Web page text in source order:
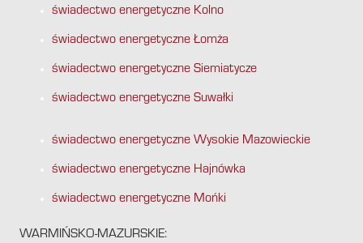
świadectwo energetyczne Kolno
świadectwo energetyczne Łomża
świadectwo energetyczne Siemiatycze
świadectwo energetyczne Suwałki
świadectwo energetyczne Wysokie Mazowieckie
świadectwo energetyczne Hajnówka
świadectwo energetyczne Mońki
WARMIŃSKO-MAZURSKIE: